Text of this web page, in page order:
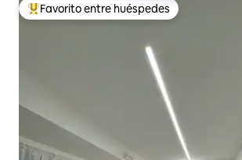
De los mejores en Favorito entre huéspedes
Favorito entre huéspedes